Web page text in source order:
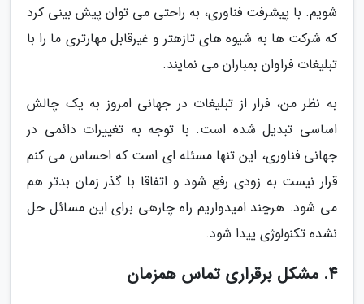
شویم. با پیشرفت فناوری، به راحتی می توان پیش بینی کرد
که شرکت ها به شیوه های تازهتر و غیرقابل مهارتری ما را با
تبلیغات فراوان بمباران می نمایند.
به نظر من، فرار از تبلیغات در جهانی امروز به یک چالش
اساسی تبدیل شده است. با توجه به تغییرات دائمی در
جهانی فناوری، این تنها مسئله ای است که احساس می کنم
قرار نیست به زودی رفع شود و اتفاقا با گذر زمان بدتر هم
می شود. هرچند امیدواریم راه چارهی برای این مسائل حل
نشده تکنولوژی پیدا شود.
4. مشکل برقراری تماس همزمان